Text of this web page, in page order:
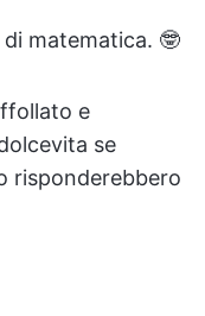
matematica. 🤓
e
se
risponderebbero